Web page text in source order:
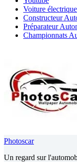
Voiture électrique
Constructeur
Préparateur
Championnats
Photoscar
Un regard sur